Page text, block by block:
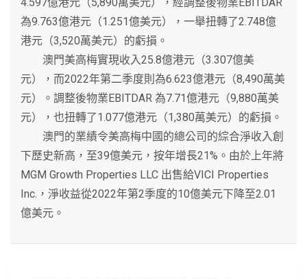
為9.763億港元（1.251億美元），一舉扭轉了2.748億
港元（3,520萬美元）的虧損。
澳門美高梅實現收入25.8億港元（3.307億美
元），而2022年第二季度則為6.623億港元（8,490萬美
元）。調整後物業EBITDAR 為7.71億港元（9,880萬美
元），也扭轉了1.077億港元（1,380萬美元）的虧損。
澳門的業績令美高梅中國的總公司的綜合淨收入創
下歷史新高，至39億美元，按年增長21%。由於上年將
MGM Growth Properties LLC 出售給VICI Properties
Inc.，淨收益從2022年第2季度的10億美元下降至2.01
億美元。